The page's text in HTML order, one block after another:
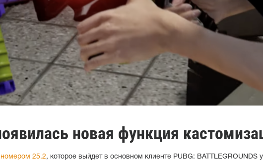
новая функция
25.2, которое выйдет в основном клиенте PUBG: BATTLEGROUNDS